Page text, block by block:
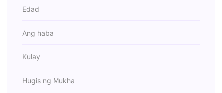
Edad
Ang haba
Kulay
Hugis ng Mukha